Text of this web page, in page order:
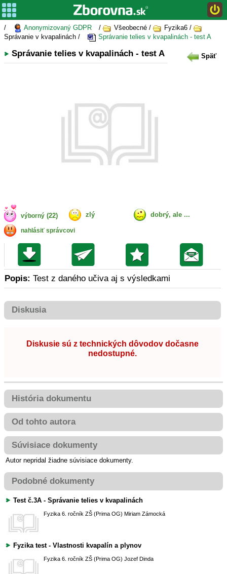
/ Anonymizovaný GDPR / Všeobecné /
Fyzika6 /
Správanie v kvapalinách /
Správanie telies v kvapalinách - test A
Správanie telies v kvapalinách - test A Späť
výborný (22) zlý dobrý, ale ...
nahlásiť správcovi
Popis: Test z daného učiva aj s výsledkami
Diskusia
Diskusie sú z technických dôvodov dočasne
nedostupné.
História dokumentu
Od tohto autora
Súvisiace dokumenty
Autor nepridal žiadne súvisiace dokumenty.
Podobné dokumenty
Test č.3A - Správanie telies v kvapalinách
Fyzika 6. ročník ZŠ (Prima OG) Miriam Zámocká
Fyzika test - Vlastnosti kvapalín a plynov
Fyzika 6. ročník ZŠ (Prima OG) Jozef Dinda